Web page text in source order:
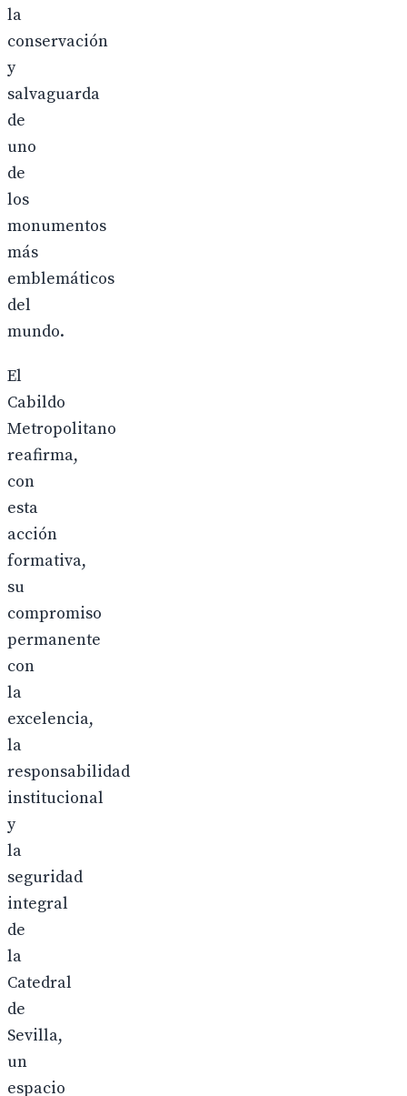
la
conservación
y
salvaguarda
de
uno
de
los
monumentos
más
emblemáticos
del
mundo.
El
Cabildo
Metropolitano
reafirma,
con
esta
acción
formativa,
su
compromiso
permanente
con
la
excelencia,
la
responsabilidad
institucional
y
la
seguridad
integral
de
la
Catedral
de
Sevilla,
un
espacio